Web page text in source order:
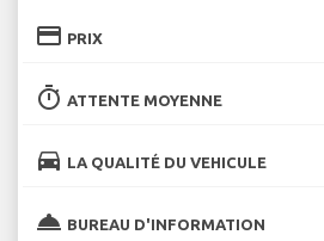
credit_card PRIX
timer ATTENTE MOYENNE
directions_car LA QUALITÉ DU VEHICULE
room_service BUREAU D'INFORMATION